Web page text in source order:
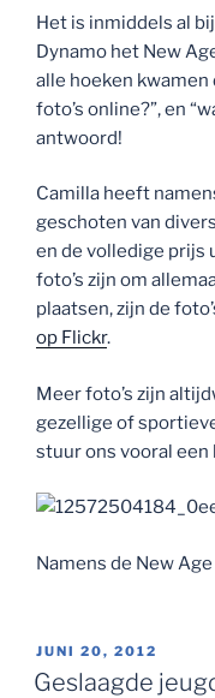
Het is inmiddels al
Dynamo het New
alle hoeken kwamen
foto’s online?”, en
antwoord!
Camilla heeft
geschoten van
en de volledige prijs
foto’s zijn om
plaatsen, zijn de
op Flickr.
Meer foto’s zijn
gezellige of
stuur ons vooral een
Namens de New
GEPLAATST
OP
JUNI 20, 2012
Geslaagde